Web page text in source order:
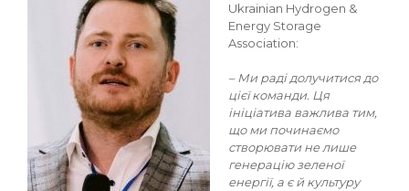
Ukrainian Hydrogen &
Energy Storage
Association:
– Ми раді долучитися до
цієї команди. Ця
ініціатива важлива тим,
що ми починаємо
створювати не лише
генерацію зеленої
енергії, а є й культуру